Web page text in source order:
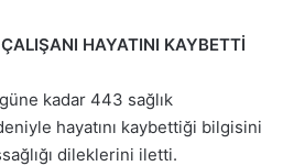
HAYATINI KAYBETTİ
kadar 443 sağlık
hayatını kaybettiği bilgisini
dileklerini iletti.